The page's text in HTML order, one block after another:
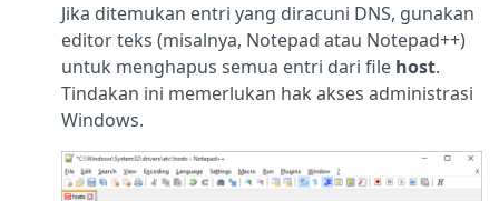
Jika ditemukan entri yang diracuni DNS, gunakan
editor teks (misalnya, Notepad atau Notepad++)
untuk menghapus semua entri dari file host.
Tindakan ini memerlukan hak akses administrasi
Windows.